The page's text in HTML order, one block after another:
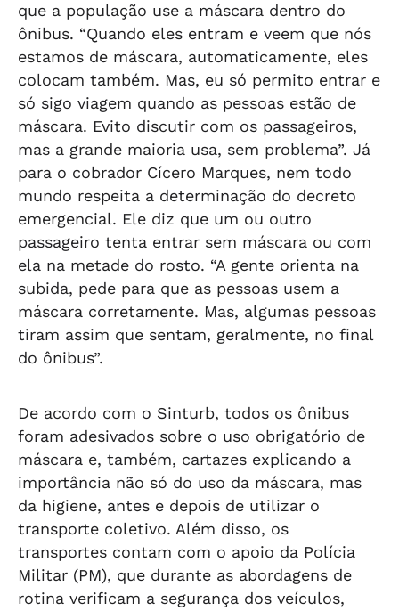
que a população use a máscara dentro do
ônibus. “Quando eles entram e veem que nós
estamos de máscara, automaticamente, eles
colocam também. Mas, eu só permito entrar e
só sigo viagem quando as pessoas estão de
máscara. Evito discutir com os passageiros,
mas a grande maioria usa, sem problema”. Já
para o cobrador Cícero Marques, nem todo
mundo respeita a determinação do decreto
emergencial. Ele diz que um ou outro
passageiro tenta entrar sem máscara ou com
ela na metade do rosto. “A gente orienta na
subida, pede para que as pessoas usem a
máscara corretamente. Mas, algumas pessoas
tiram assim que sentam, geralmente, no final
do ônibus”.
De acordo com o Sinturb, todos os ônibus
foram adesivados sobre o uso obrigatório de
máscara e, também, cartazes explicando a
importância não só do uso da máscara, mas
da higiene, antes e depois de utilizar o
transporte coletivo. Além disso, os
transportes contam com o apoio da Polícia
Militar (PM), que durante as abordagens de
rotina verificam a segurança dos veículos,